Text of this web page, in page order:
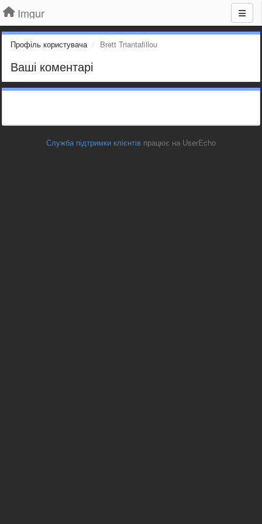
Imgur
Профіль користувача Brett Triantafillou
Ваші коментарі
Служба підтримки клієнтів працює на UserEcho